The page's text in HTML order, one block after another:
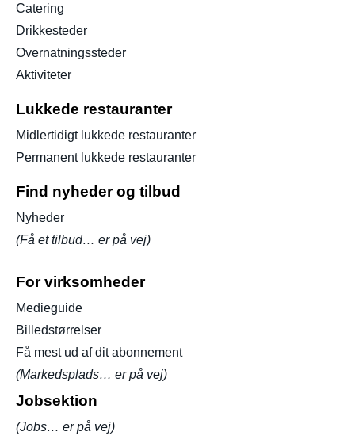
Catering
Drikkesteder
Overnatningssteder
Aktiviteter
Lukkede restauranter
Midlertidigt lukkede restauranter
Permanent lukkede restauranter
Find nyheder og tilbud
Nyheder
(Få et tilbud… er på vej)
For virksomheder
Medieguide
Billedstørrelser
Få mest ud af dit abonnement
(Markedsplads… er på vej)
Jobsektion
(Jobs… er på vej)